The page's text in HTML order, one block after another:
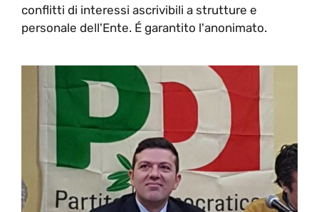
conflitti di interessi ascrivibili a strutture e
personale dell'Ente. É garantito l'anonimato.